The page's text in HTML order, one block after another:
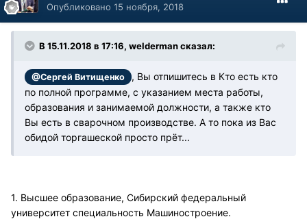
Опубликовано 15 ноября, 2018
В 15.11.2018 в 17:16, welderman сказал:
@Сергей Витищенко
, Вы отпишитесь в Кто есть кто
по полной программе, с указанием места работы,
образования и занимаемой должности, а также кто
Вы есть в сварочном производстве. А то пока из Вас
обидой торгашеской просто прёт...
1. Высшее образование, Сибирский федеральный
университет специальность Машиностроение.